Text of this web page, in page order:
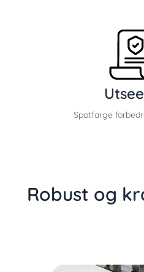
Spotfarge
Robust og